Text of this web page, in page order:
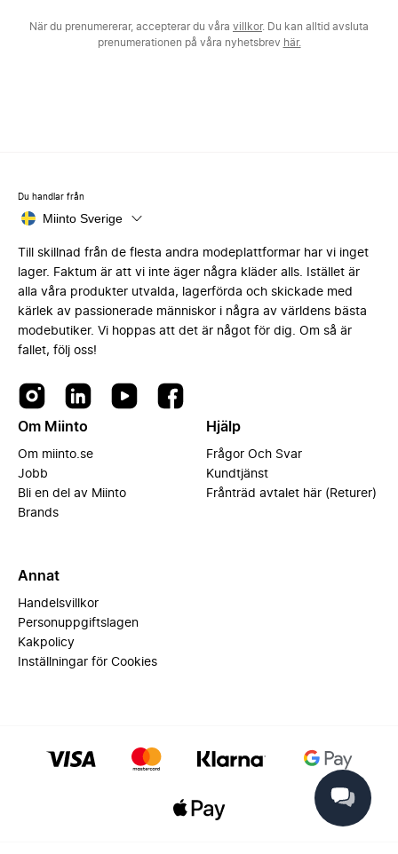
När du prenumererar, accepterar du våra villkor. Du kan alltid avsluta
prenumerationen på våra nyhetsbrev här.
Du handlar från
Miinto Sverige
Till skillnad från de flesta andra modeplattformar har vi inget
lager. Faktum är att vi inte äger några kläder alls. Istället är
alla våra produkter utvalda, lagerförda och skickade med
kärlek av passionerade människor i några av världens bästa
modebutiker. Vi hoppas att det är något för dig. Om så är
fallet, följ oss!
Om Miinto
Om miinto.se
Jobb
Bli en del av Miinto
Brands
Hjälp
Frågor Och Svar
Kundtjänst
Frånträd avtalet här (Returer)
Annat
Handelsvillkor
Personuppgiftslagen
Kakpolicy
Inställningar för Cookies